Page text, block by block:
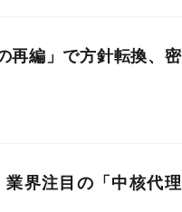
再編」で方針転換、密
界注目の「中核代理